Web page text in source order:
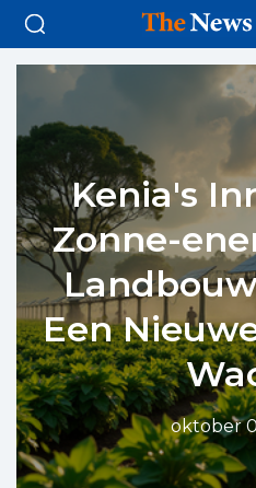
Kenia's
Zonne-
Een
oktober